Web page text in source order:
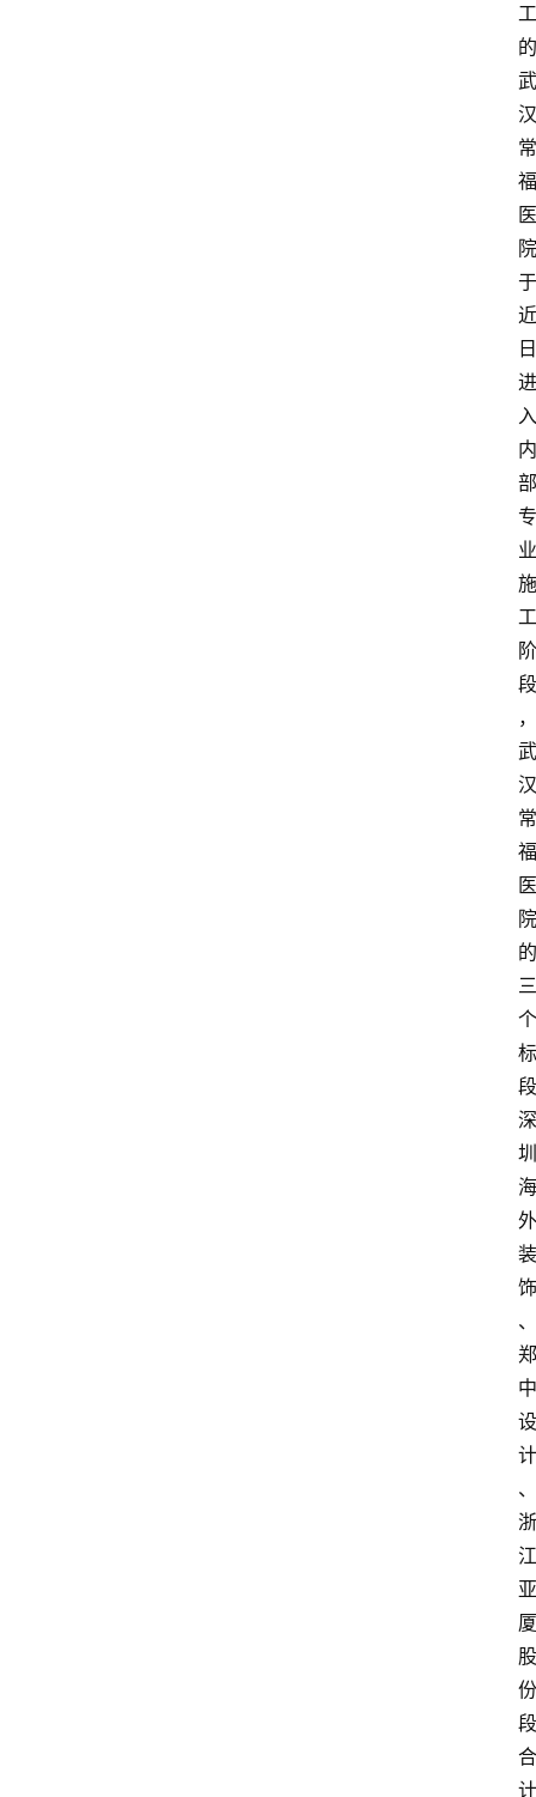
工
的
武
汉
常
福
医
院
于
近
日
进
入
内
部
专
业
施
工
阶
段
，
武
汉
常
福
医
院
的
三
个
标
段
深
圳
海
外
装
饰
、
郑
中
设
计
、
浙
江
亚
厦
股
份
段
合
计